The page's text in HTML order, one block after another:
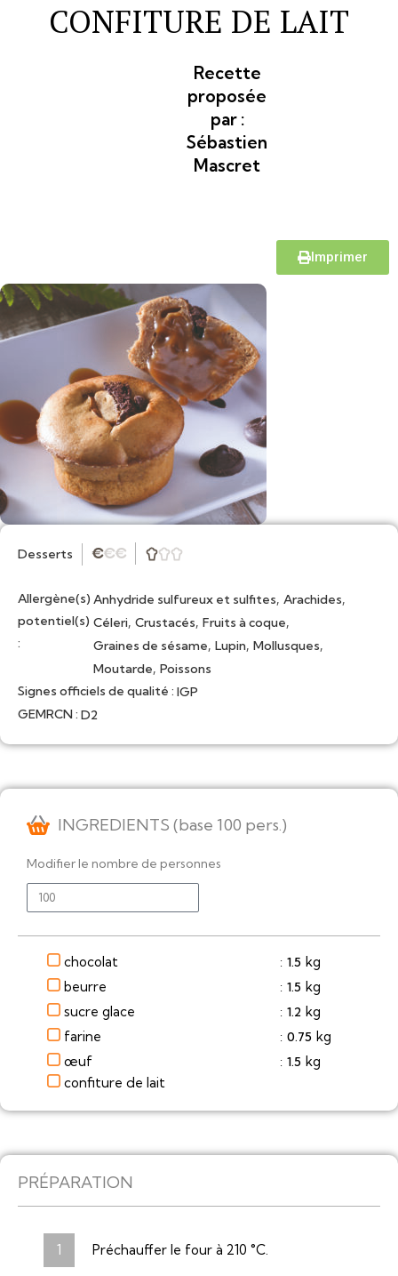
CONFITURE DE LAIT
Recette
proposée
par :
Sébastien
Mascret
Imprimer
Desserts ★★★ 
Allergène(s)
potentiel(s)
:
Anhydride sulfureux et sulfites, Arachides,
Céleri, Crustacés, Fruits à coque,
Graines de sésame, Lupin, Mollusques,
Moutarde, Poissons
Signes officiels de qualité : IGP
GEMRCN : D2
INGREDIENTS (base 100 pers.)
Modifier le nombre de personnes
chocolat : 1.5 kg
beurre
: 1.5 kg
sucre glace
: 1.2 kg
farine
: 0.75 kg
œuf
: 1.5 kg
confiture de lait
PRÉPARATION
Préchauffer le four à 210 °C.